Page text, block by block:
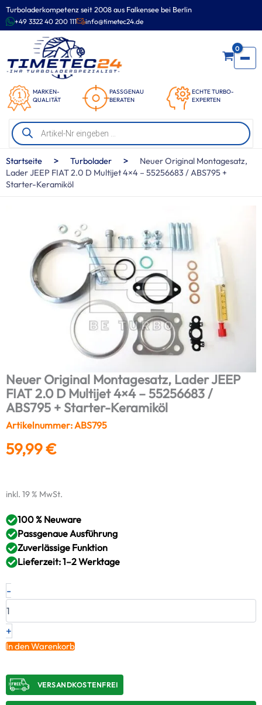
Turboladerkompetenz seit 2008 aus Falkensee bei Berlin
+49 3322 40 200 111 info@timetec24.de
MARKEN-
QUALITÄT
PASSGENAU
BERATEN
ECHTE TURBO-
EXPERTEN
0
Products
search
Zum
Inhalt
springen
Startseite > Turbolader >
Neuer Original Montagesatz,
Lader JEEP FIAT 2.0 D Multijet 4×4 – 55256683 / ABS795 +
Starter-Keramiköl
Neuer Original Montagesatz, Lader JEEP
FIAT 2.0 D Multijet 4×4 – 55256683 /
ABS795 + Starter-Keramiköl
Artikelnummer: ABS795
59,99€
inkl. 19 % MwSt.
100 % Neuware
Passgenaue Ausführung
Zuverlässige Funktion
Lieferzeit: 1–2 Werktage
-
Neuer
Original
JEEP
FIAT
2.0
Multijet
4x4
–
+
In den Warenkorb
VERSANDKOSTENFREI​